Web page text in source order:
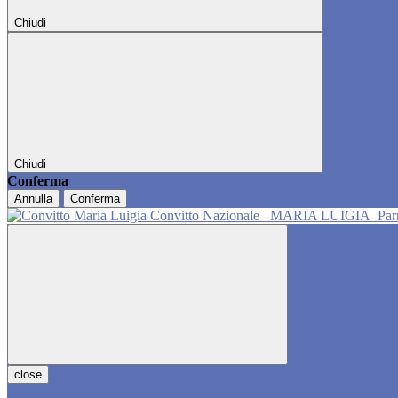
Chiudi
Chiudi
Conferma
Annulla Conferma
Convitto Nazionale MARIA LUIGIA
close